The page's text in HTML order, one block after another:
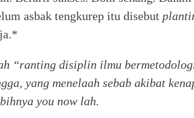
asbak tengkurep itu disebut
“ranting disiplin ilmu
yang menelaah sebab akibat
you now lah.